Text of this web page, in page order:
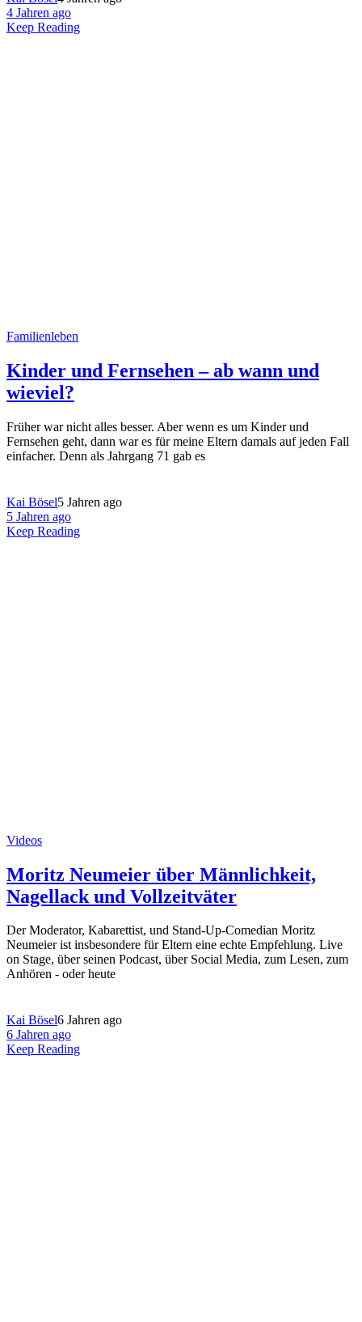
4 Jahren ago
Keep Reading
Familienleben
Kinder und Fernsehen – ab wann und
wieviel?
Früher war nicht alles besser. Aber wenn es um Kinder und
Fernsehen geht, dann war es für meine Eltern damals auf jeden Fall
einfacher. Denn als Jahrgang 71 gab es
Kai Bösel5 Jahren ago
5 Jahren ago
Keep Reading
Videos
Moritz Neumeier über Männlichkeit,
Nagellack und Vollzeitväter
Der Moderator, Kabarettist, und Stand-Up-Comedian Moritz
Neumeier ist insbesondere für Eltern eine echte Empfehlung. Live
on Stage, über seinen Podcast, über Social Media, zum Lesen, zum
Anhören - oder heute
Kai Bösel6 Jahren ago
6 Jahren ago
Keep Reading